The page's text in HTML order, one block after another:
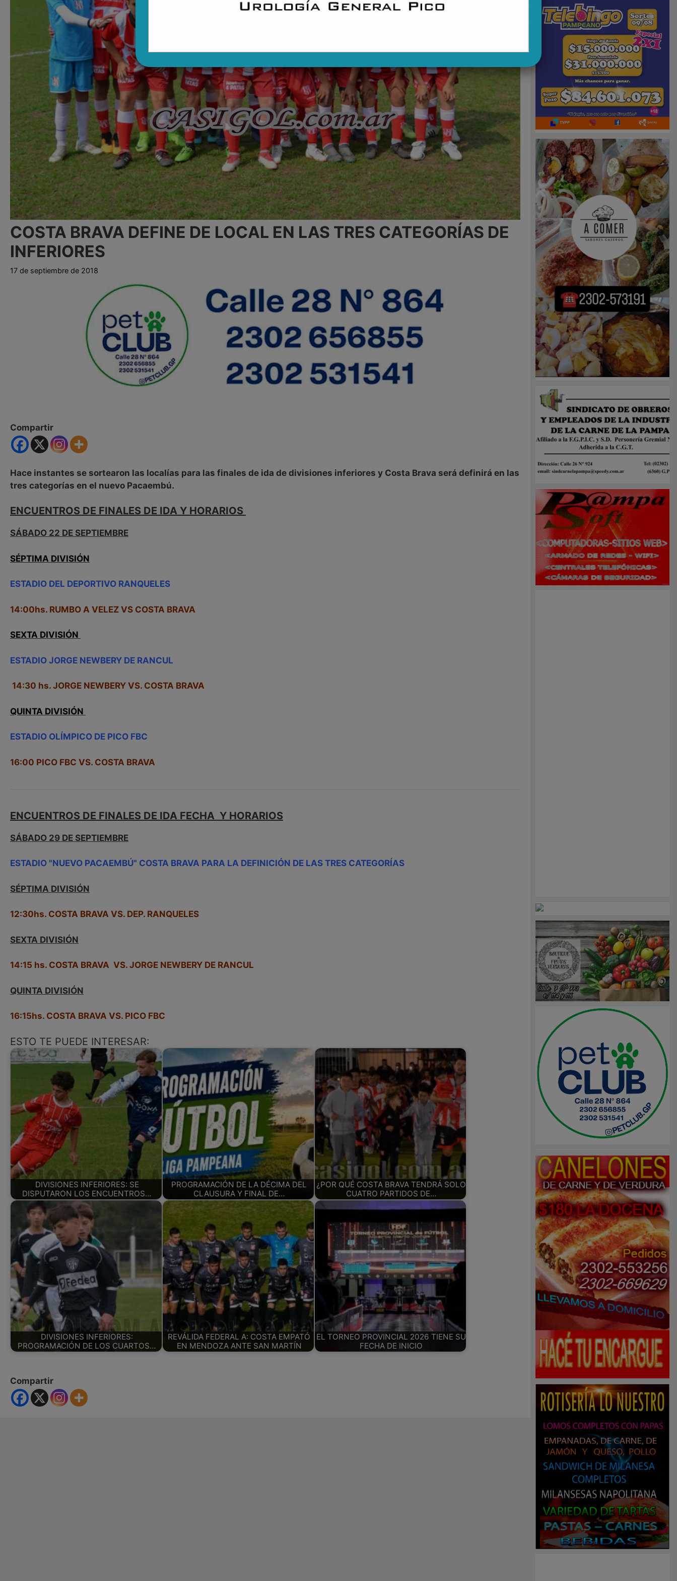
COSTA BRAVA DEFINE DE LOCAL EN LAS TRES CATEGORÍAS DE
INFERIORES
17 de septiembre de 2018
Compartir
Hace instantes se sortearon las localías para las finales de ida de divisiones inferiores y Costa Brava será definirá en las
tres categorías en el nuevo Pacaembú.
ENCUENTROS DE FINALES DE IDA Y HORARIOS
SÁBADO 22 DE SEPTIEMBRE
SÉPTIMA DIVISIÓN
ESTADIO DEL DEPORTIVO RANQUELES
14:00hs. RUMBO A VELEZ VS COSTA BRAVA
SEXTA DIVISIÓN
ESTADIO JORGE NEWBERY DE RANCUL
14:30 hs. JORGE NEWBERY VS. COSTA BRAVA
QUINTA DIVISIÓN
ESTADIO OLÍMPICO DE PICO FBC
16:00 PICO FBC VS. COSTA BRAVA
ENCUENTROS DE FINALES DE IDA FECHA Y HORARIOS
SÁBADO 29 DE SEPTIEMBRE
ESTADIO "NUEVO PACAEMBÚ" COSTA BRAVA PARA LA DEFINICIÓN DE LAS TRES CATEGORÍAS
SÉPTIMA DIVISIÓN
12:30hs. COSTA BRAVA VS. DEP. RANQUELES
SEXTA DIVISIÓN
14:15 hs. COSTA BRAVA VS. JORGE NEWBERY DE RANCUL
QUINTA DIVISIÓN
16:15hs. COSTA BRAVA VS. PICO FBC
ESTO TE PUEDE INTERESAR:
DIVISIONES INFERIORES: SE
DISPUTARON LOS ENCUENTROS…
PROGRAMACIÓN DE LA DÉCIMA DEL
CLAUSURA Y FINAL DE…
¿POR QUÉ COSTA BRAVA TENDRÁ SOLO
CUATRO PARTIDOS DE…
DIVISIONES INFERIORES:
PROGRAMACIÓN DE LOS CUARTOS…
REVÁLIDA FEDERAL A: COSTA EMPATÓ
EN MENDOZA ANTE SAN MARTÍN
EL TORNEO PROVINCIAL 2026 TIENE SU
FECHA DE INICIO
Compartir